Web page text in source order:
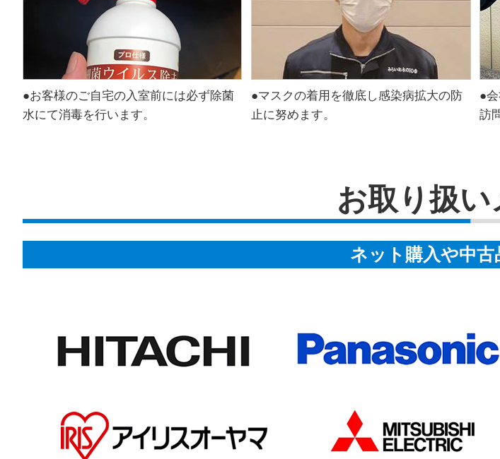
●お客様のご自宅の入室前には必ず除菌
水にて消毒を行います。
●マスクの着用を徹底し感染病拡大の防
止に努めます。
●
訪
お取り扱い
ネット購入や中古